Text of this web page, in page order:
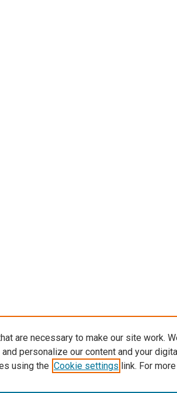
are necessary to make our site work.
personalize our content and your
using the Cookie settings link. For